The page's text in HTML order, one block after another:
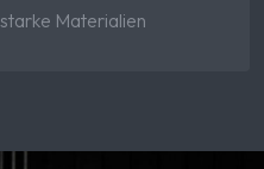
Materialien